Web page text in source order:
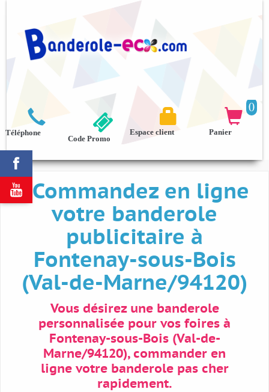



Téléphone
0

Panier

Espace client
Code Promo
Commandez en ligne
votre banderole
publicitaire à
Fontenay-sous-Bois
(Val-de-Marne/94120)
Vous désirez une banderole
personnalisée pour vos foires à
Fontenay-sous-Bois (Val-de-
Marne/94120), commander en
ligne votre banderole pas cher
rapidement.